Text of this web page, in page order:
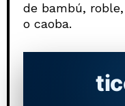
de bambú,
o caoba.